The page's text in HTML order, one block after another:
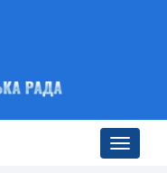
Toggle